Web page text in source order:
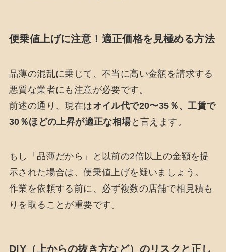
便乗値上げに注意！適正価格を見極める方法
品薄の混乱に乗じて、不当に高い金額を請求する
悪質な業者にも注意が必要です。
前述の通り、現在はオイル代で20〜35％、工賃で
30％ほどの上昇が適正な相場と言えます。
もし「品薄だから」と以前の2倍以上の金額を提
示された場合は、便乗値上げを疑いましょう。
作業を依頼する前に、必ず複数の店舗で相見積も
りを取ることが重要です。
DIY（上からの抜き方など）のリスクと正し